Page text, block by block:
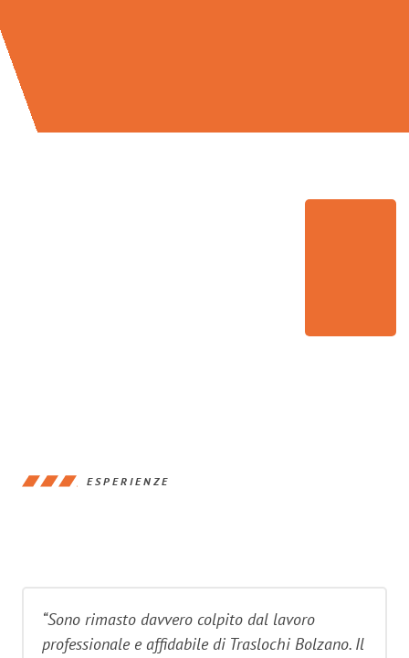
ESPERIENZE
“Sono rimasto davvero colpito dal lavoro
professionale e affidabile di Traslochi Bolzano. Il